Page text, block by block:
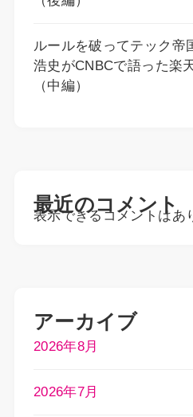
ルールを破ってテック帝
浩史がCNBCで語った楽
（中編）
最近のコメント
表示できるコメントはあ
アーカイブ
2026年8月
2026年7月